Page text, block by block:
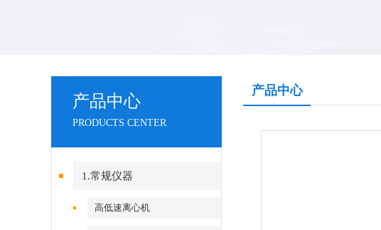
产品中心
PRODUCTS CENTER
1.常规仪器
高低速离心机
产品中心